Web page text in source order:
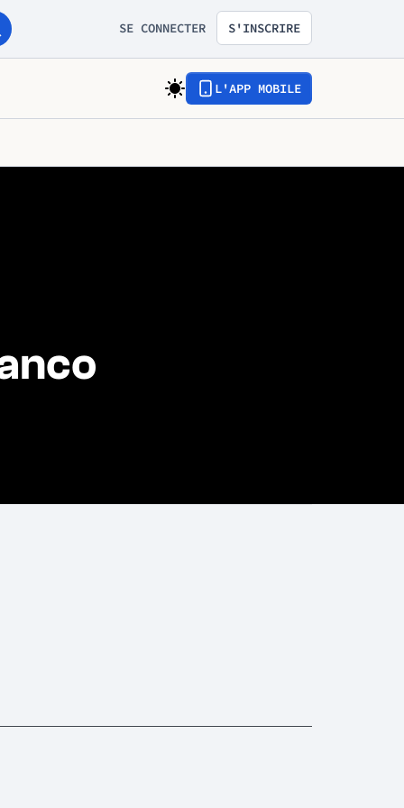
SE CONNECTER S'INSCRIRE
L'APP MOBILE